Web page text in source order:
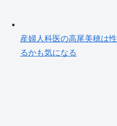
産婦人科医の高尾美穂は
るかも気になる